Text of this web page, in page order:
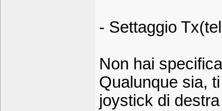
- Settaggio
Non hai
Qualunque sia,
joystick di